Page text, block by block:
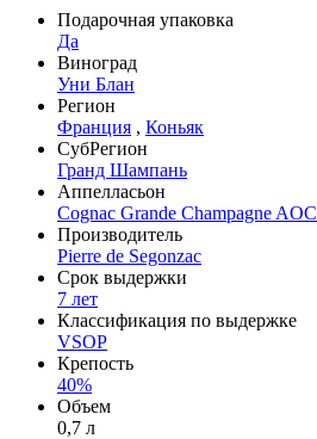
Подарочная упаковка
Да
Виноград
Уни Блан
Регион
Франция , Коньяк
СубРегион
Гранд Шампань
Аппелласьон
Cognac Grande Champagne AOC
Производитель
Pierre de Segonzac
Срок выдержки
7 лет
Классификация по выдержке
VSOP
Крепость
40%
Объем
0,7 л